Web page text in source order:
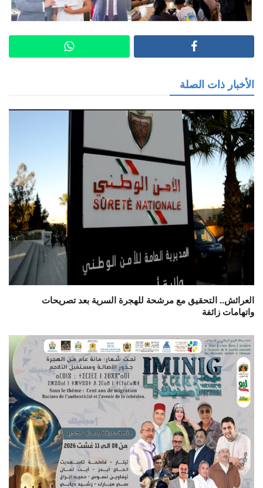
الأخبار ذات الصلة
العرائش.. التحقيق مع مرشحة للهجرة السرية بعد تصريحات
واتهامات زائفة